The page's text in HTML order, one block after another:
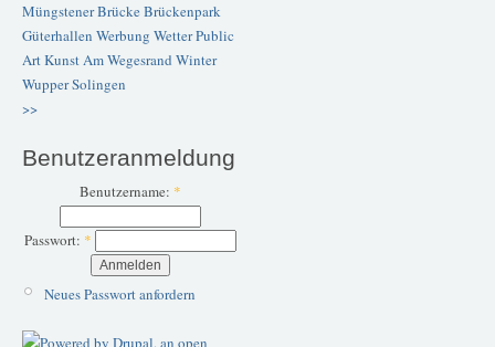
Müngstener BrückeBrückenpark
Güterhallen Werbung WetterPublic
ArtKunstAm Wegesrand Winter
WupperSolingen
>>
Benutzeranmeldung
Benutzername: *
Passwort: *
Neues Passwort anfordern